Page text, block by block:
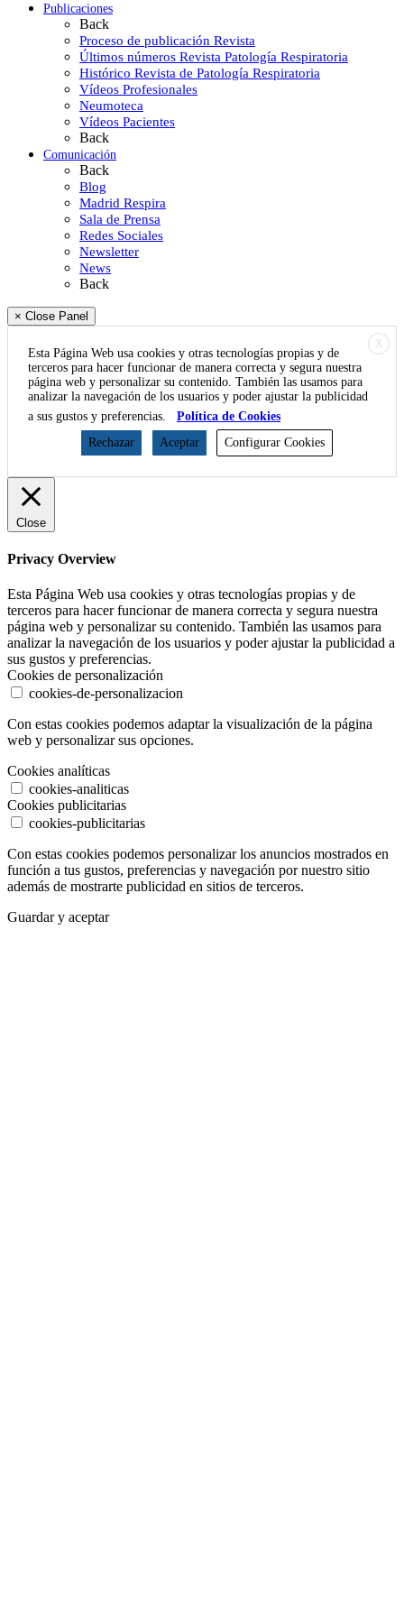
Publicaciones
Back
Proceso de publicación Revista
Últimos números Revista Patología Respiratoria
Histórico Revista de Patología Respiratoria
Vídeos Profesionales
Neumoteca
Vídeos Pacientes
Back
Comunicación
Back
Blog
Madrid Respira
Sala de Prensa
Redes Sociales
Newsletter
News
Back
× Close Panel
X
Esta Página Web usa cookies y otras tecnologías propias y de
terceros para hacer funcionar de manera correcta y segura nuestra
página web y personalizar su contenido. También las usamos para
analizar la navegación de los usuarios y poder ajustar la publicidad
a sus gustos y preferencias.
Política de Cookies
Rechazar
Aceptar Configurar Cookies
Close
Privacy Overview
Esta Página Web usa cookies y otras tecnologías propias y de
terceros para hacer funcionar de manera correcta y segura nuestra
página web y personalizar su contenido. También las usamos para
analizar la navegación de los usuarios y poder ajustar la publicidad a
sus gustos y preferencias.
Cookies de personalización
cookies-de-personalizacion
Con estas cookies podemos adaptar la visualización de la página
web y personalizar sus opciones.
Cookies analíticas
cookies-analiticas
Cookies publicitarias
cookies-publicitarias
Con estas cookies podemos personalizar los anuncios mostrados en
función a tus gustos, preferencias y navegación por nuestro sitio
además de mostrarte publicidad en sitios de terceros.
Guardar y aceptar